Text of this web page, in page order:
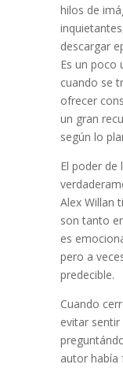
hilos de
descargar
Es un poco
cuando se
ofrecer
un gran
según lo
El poder de
Alex Willan
son tanto
es
pero a
predecible.
Cuando
evitar
autor había